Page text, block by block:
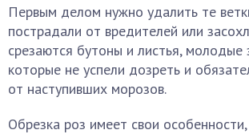
Первым делом нужно удалить те
пострадали от вредителей или
срезаются бутоны и листья, молодые
которые не успели дозреть и
от наступивших морозов.
Обрезка роз имеет свои